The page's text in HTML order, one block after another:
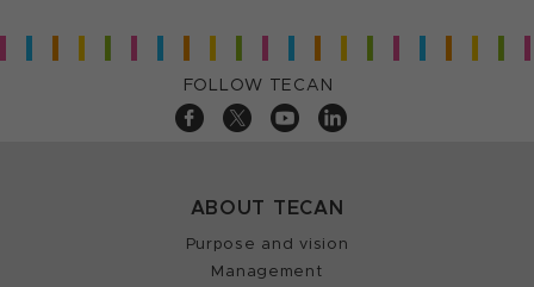
FOLLOW TECAN
ABOUT TECAN
Purpose and vision
Management